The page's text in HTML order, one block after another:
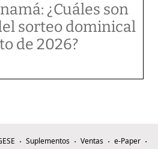
¿Cuáles son
sorteo dominical
de 2026?
Suplementos Ventas
e-Paper